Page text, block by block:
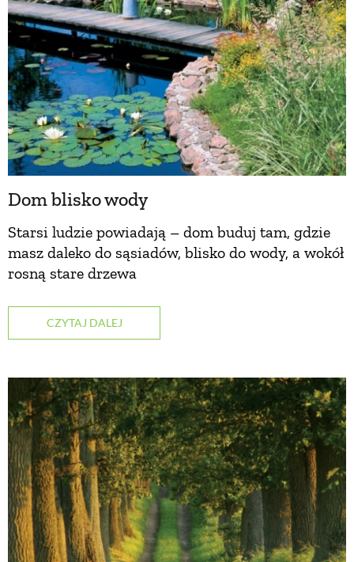
Dom blisko wody
Starsi ludzie powiadają – dom buduj tam, gdzie
masz daleko do sąsiadów, blisko do wody, a wokół
rosną stare drzewa
CZYTAJ DALEJ
RĘKODZIEŁO
RZEMIOSŁO
ZWYCZAJE
ZRÓB TO SAM
PRZEPISY
PRZYSTAWKI
ZUPY
DANIA GŁÓWNE
CIASTA I DESERY
DODATKI